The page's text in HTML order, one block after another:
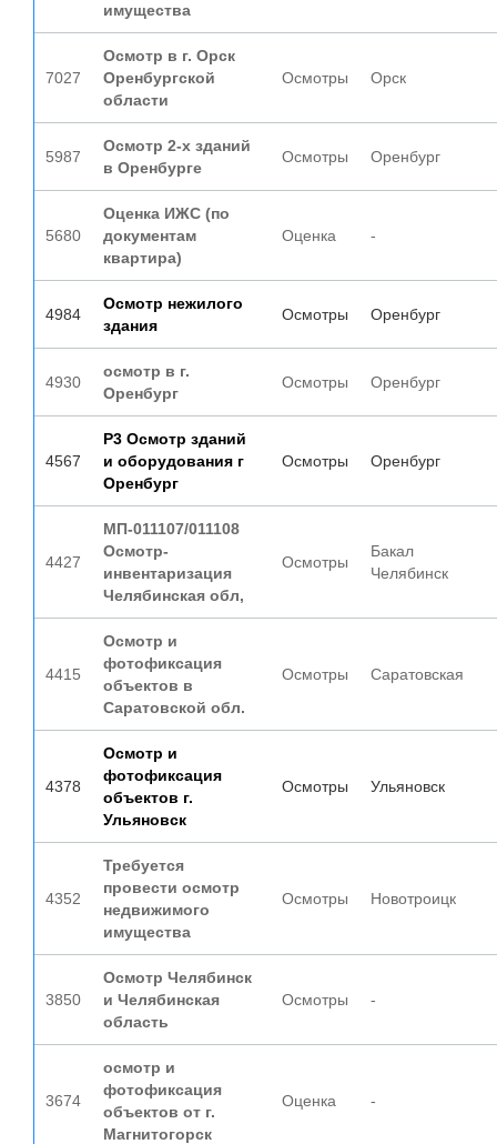
имущества
7027
Осмотр в г. Орск
Оренбургской
области
Осмотры Орск
5987
Осмотр 2-х зданий
в Оренбурге
Осмотры Оренбург
5680
Оценка ИЖС (по
документам
квартира)
Оценка -
4984
Осмотр нежилого
здания
Осмотры Оренбург
4930
осмотр в г.
Оренбург
Осмотры Оренбург
4567
Р3 Осмотр зданий
и оборудования г
Оренбург
Осмотры Оренбург
4427
МП-011107/011108
Осмотр-
инвентаризация
Челябинская обл,
Осмотры
Бакал
Челябинск
4415
Осмотр и
фотофиксация
объектов в
Саратовской обл.
Осмотры Саратовская
4378
Осмотр и
фотофиксация
объектов г.
Ульяновск
Осмотры Ульяновск
4352
Требуется
провести осмотр
недвижимого
имущества
Осмотры Новотроицк
3850
Осмотр Челябинск
и Челябинская
область
Осмотры -
3674
осмотр и
фотофиксация
объектов от г.
Магнитогорск
Оценка -